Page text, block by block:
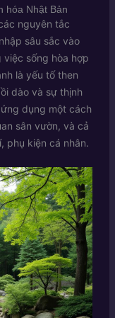
hóa Nhật Bản
nguyên tắc
sâu sắc vào
sống hòa hợp
là yếu tố then
dào và sự thịnh
dụng một cách
sân vườn, và cả
phụ kiện cá nhân.